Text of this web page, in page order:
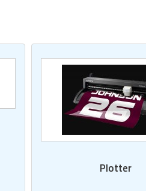
Plotter